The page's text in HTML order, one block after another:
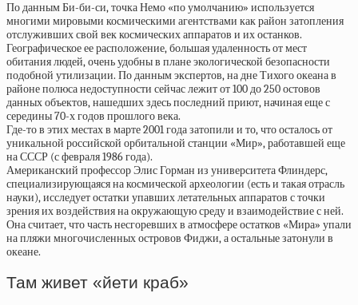
По данным Би-би-си, точка Немо «по умолчанию» используется
многими мировыми космическими агентствами как район затопления
отслуживших свой век космических аппаратов и их останков.
Географическое ее расположение, большая удаленность от мест
обитания людей, очень удобны в плане экологической безопасности
подобной утилизации. По данным экспертов, на дне Тихого океана в
районе полюса недоступности сейчас лежит от 100 до 250 остовов
данных объектов, нашедших здесь последний приют, начиная еще с
середины 70-х годов прошлого века.
Где-то в этих местах в марте 2001 года затопили и то, что осталось от
уникальной российской орбитальной станции «Мир», работавшей еще
на СССР (с февраля 1986 года).
Американский профессор Элис Горман из университета Флиндерс,
специализирующаяся на космической археологии (есть и такая отрасль
науки), исследует остатки упавших летательных аппаратов с точки
зрения их воздействия на окружающую среду и взаимодействие с ней.
Она считает, что часть несгоревших в атмосфере остатков «Мира» упали
на пляжи многочисленных островов Фиджи, а остальные затонули в
океане.
Там живет «йети краб»